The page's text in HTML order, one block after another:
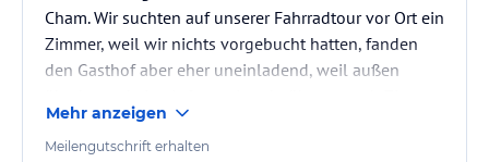
Cham. Wir suchten auf unserer Fahrradtour vor Ort ein
Zimmer, weil wir nichts vorgebucht hatten, fanden
den Gasthof aber eher uneinladend, weil außen
frei sind, wieviel es kostet usw. Wenn die Inhaberin
nicht herausgekommen wäre, wären wir
Mehr anzeigen
Meilengutschrift erhalten